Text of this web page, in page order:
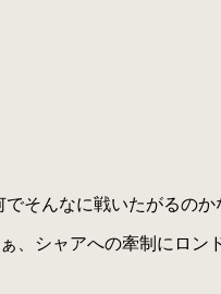
なに戦いたがるの
制にロンド・ベル